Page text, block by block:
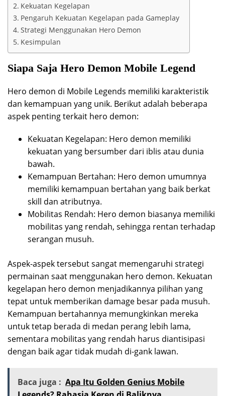
Kekuatan Kegelapan
Pengaruh Kekuatan Kegelapan pada Gameplay
Strategi Menggunakan Hero Demon
Kesimpulan
Siapa Saja Hero Demon Mobile Legend
Hero demon di Mobile Legends memiliki karakteristik
dan kemampuan yang unik. Berikut adalah beberapa
aspek penting terkait hero demon:
Kekuatan Kegelapan: Hero demon memiliki
kekuatan yang bersumber dari iblis atau dunia
bawah.
Kemampuan Bertahan: Hero demon umumnya
memiliki kemampuan bertahan yang baik berkat
skill dan atributnya.
Mobilitas Rendah: Hero demon biasanya memiliki
mobilitas yang rendah, sehingga rentan terhadap
serangan musuh.
Aspek-aspek tersebut sangat memengaruhi strategi
permainan saat menggunakan hero demon. Kekuatan
kegelapan hero demon menjadikannya pilihan yang
tepat untuk memberikan damage besar pada musuh.
Kemampuan bertahannya memungkinkan mereka
untuk tetap berada di medan perang lebih lama,
sementara mobilitas yang rendah harus diantisipasi
dengan baik agar tidak mudah di-gank lawan.
Baca juga : Apa Itu Golden Genius Mobile